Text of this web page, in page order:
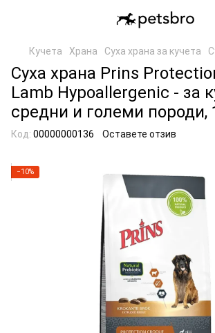
Кучета Храна Суха храна за кучета
Суха храна Prins
Lamb Hypoallergenic - за
средни и големи породи,
Код: 00000000136 Оставете отзив
−10%